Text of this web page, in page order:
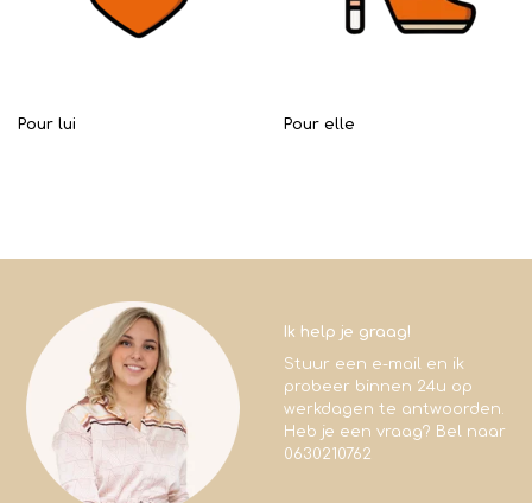
Pour lui Pour elle
Ik help je graag!
Stuur een e-mail en ik
probeer binnen 24u op
werkdagen te antwoorden.
Heb je een vraag? Bel naar
0630210762